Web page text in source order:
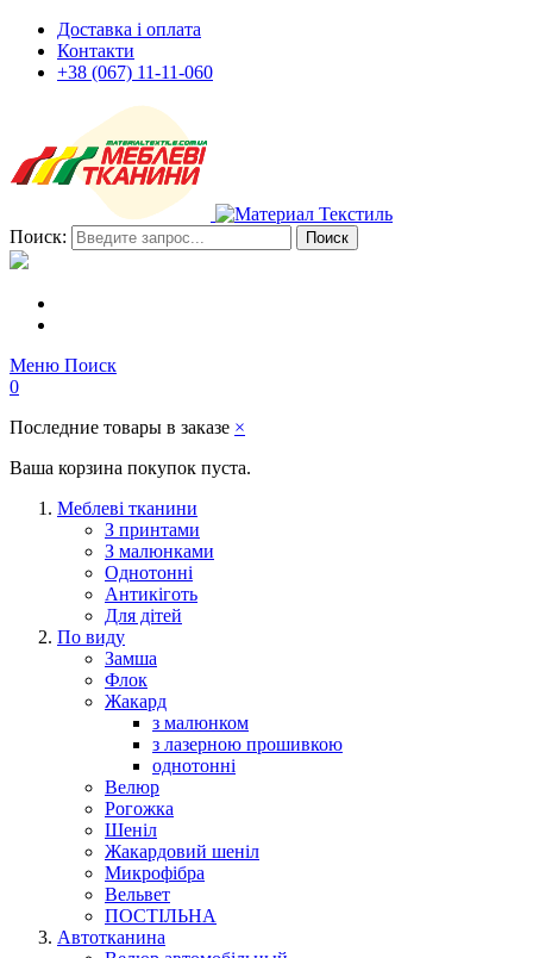
Доставка і оплата
Контакти
+38 (067) 11-11-060
Поиск: Поиск
Меню Поиск
0
Последние товары в заказе ×
Ваша корзина покупок пуста.
Меблеві тканини
З принтами
З малюнками
Однотонні
Антикіготь
Для дітей
По виду
Замша
Флок
Жакард
з малюнком
з лазерною прошивкою
однотонні
Велюр
Рогожка
Шеніл
Жакардовий шеніл
Микрофібра
Вельвет
ПОСТІЛЬНА
Автотканина